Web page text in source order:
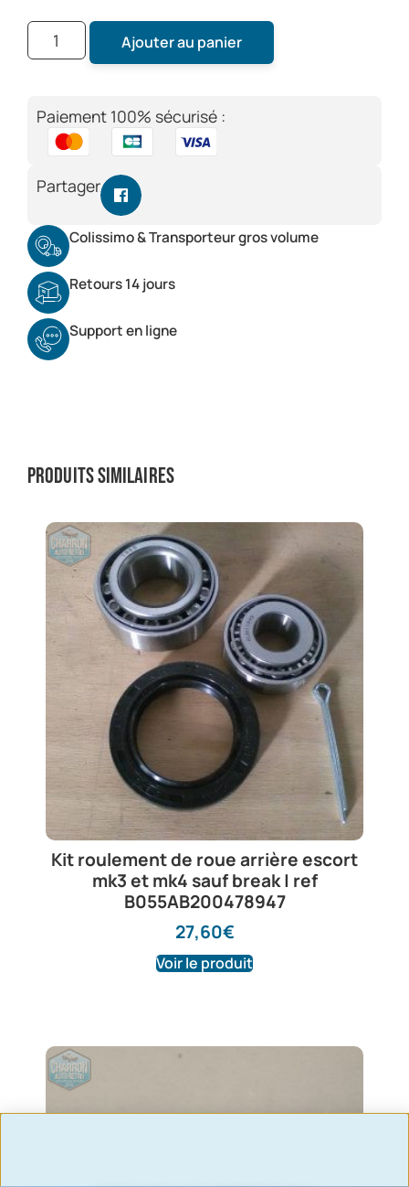
Ajouter au panier
Paiement 100% sécurisé :
Partager
Colissimo & Transporteur gros volume
Retours 14 jours
Support en ligne
Produits similaires
Kit roulement de roue arrière escort
mk3 et mk4 sauf break | ref
B055AB200478947
27,60€
Voir le produit